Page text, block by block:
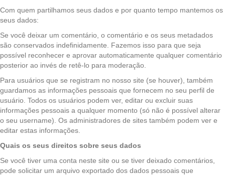
Com quem partilhamos seus dados e por quanto tempo mantemos os
seus dados:
Se você deixar um comentário, o comentário e os seus metadados
são conservados indefinidamente. Fazemos isso para que seja
possível reconhecer e aprovar automaticamente qualquer comentário
posterior ao invés de retê-lo para moderação.
Para usuários que se registram no nosso site (se houver), também
guardamos as informações pessoais que fornecem no seu perfil de
usuário. Todos os usuários podem ver, editar ou excluir suas
informações pessoais a qualquer momento (só não é possível alterar
o seu username). Os administradores de sites também podem ver e
editar estas informações.
Quais os seus direitos sobre seus dados
Se você tiver uma conta neste site ou se tiver deixado comentários,
pode solicitar um arquivo exportado dos dados pessoais que